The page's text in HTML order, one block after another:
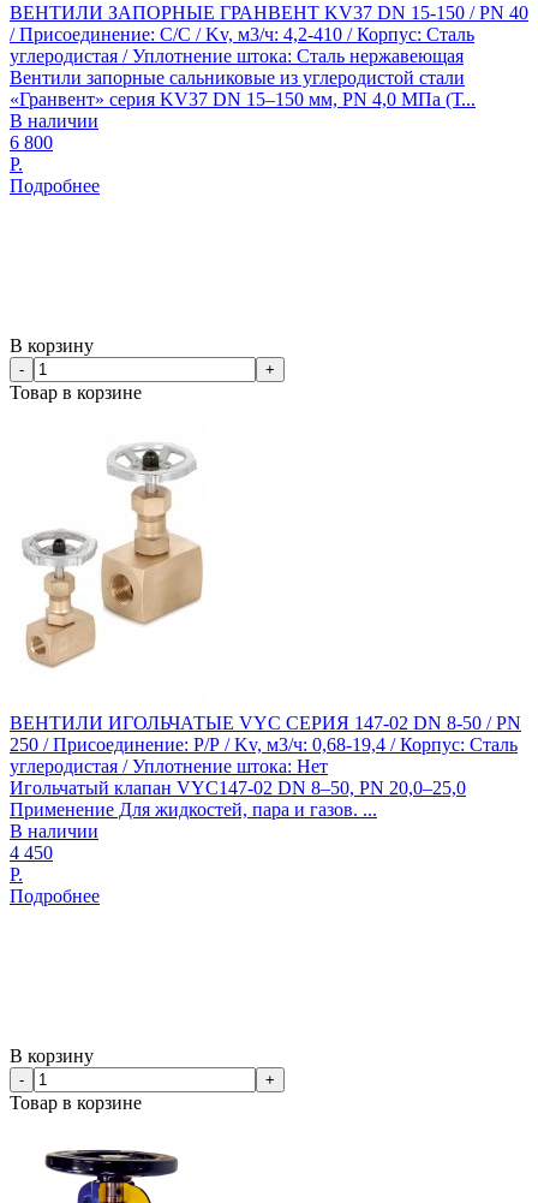
ВЕНТИЛИ ЗАПОРНЫЕ ГРАНВЕНТ KV37 DN 15-150 / PN 40
/ Присоединение: С/С / Kv, м3/ч: 4,2-410 / Корпус: Сталь
углеродистая / Уплотнение штока: Сталь нержавеющая
Вентили запорные сальниковые из углеродистой стали
«Гранвент» серия KV37 DN 15–150 мм, PN 4,0 МПа (Т...
В наличии
6 800
Р.
Подробнее
В корзину
- +
Товар в корзине
ВЕНТИЛИ ИГОЛЬЧАТЫЕ VYC СЕРИЯ 147-02 DN 8-50 / PN
250 / Присоединение: Р/Р / Kv, м3/ч: 0,68-19,4 / Корпус: Сталь
углеродистая / Уплотнение штока: Нет
Игольчатый клапан VYC147-02 DN 8–50, PN 20,0–25,0​
Применение Для жидкостей, пара и газов. ...
В наличии
4 450
Р.
Подробнее
В корзину
- +
Товар в корзине